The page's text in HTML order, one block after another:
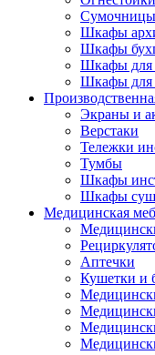
Сумочницы
Шкафы
Шкафы
Шкафы для
Шкафы для
Экраны и
Верстаки
Тележки
Тумбы
Шкафы
Шкафы
Медицинская
Аптечки
Кушетки и